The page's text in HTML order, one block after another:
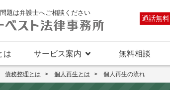
題は弁護士へご相談ください
通話無料
は サービス案内 無料相談
債務整理とは 個人再生とは 個人再生の流れ